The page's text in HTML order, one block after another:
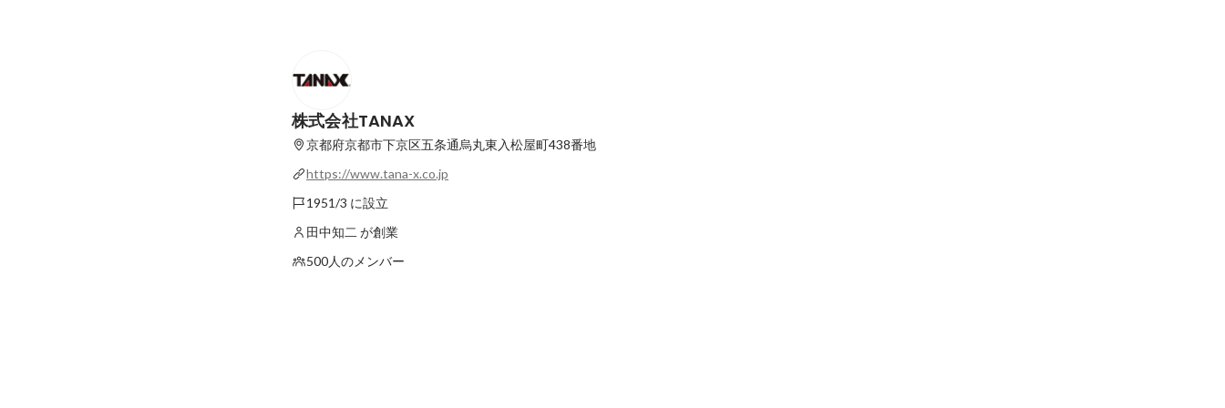
株式会社TANAX
京都府京都市下京区五条通烏丸東入松屋町438番地
https://www.tana-x.co.jp
1951/3 に設立
田中知二 が創業
500人のメンバー